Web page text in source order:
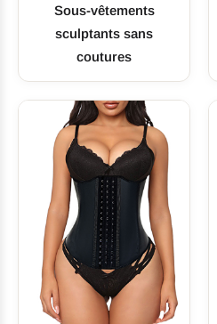
CERTIFIÉ BSCI
NORME OEKO-TEX
Sous-vêtements
sculptants sans
coutures